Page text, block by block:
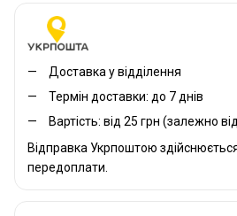
Доставка у відділення
Термін доставки: до 7 днів
Вартість: від 25 грн (залежно
Відправка Укрпоштою здійснюється
передоплати.